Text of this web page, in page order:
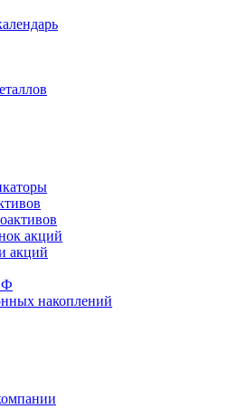
акций
акций
накоплений